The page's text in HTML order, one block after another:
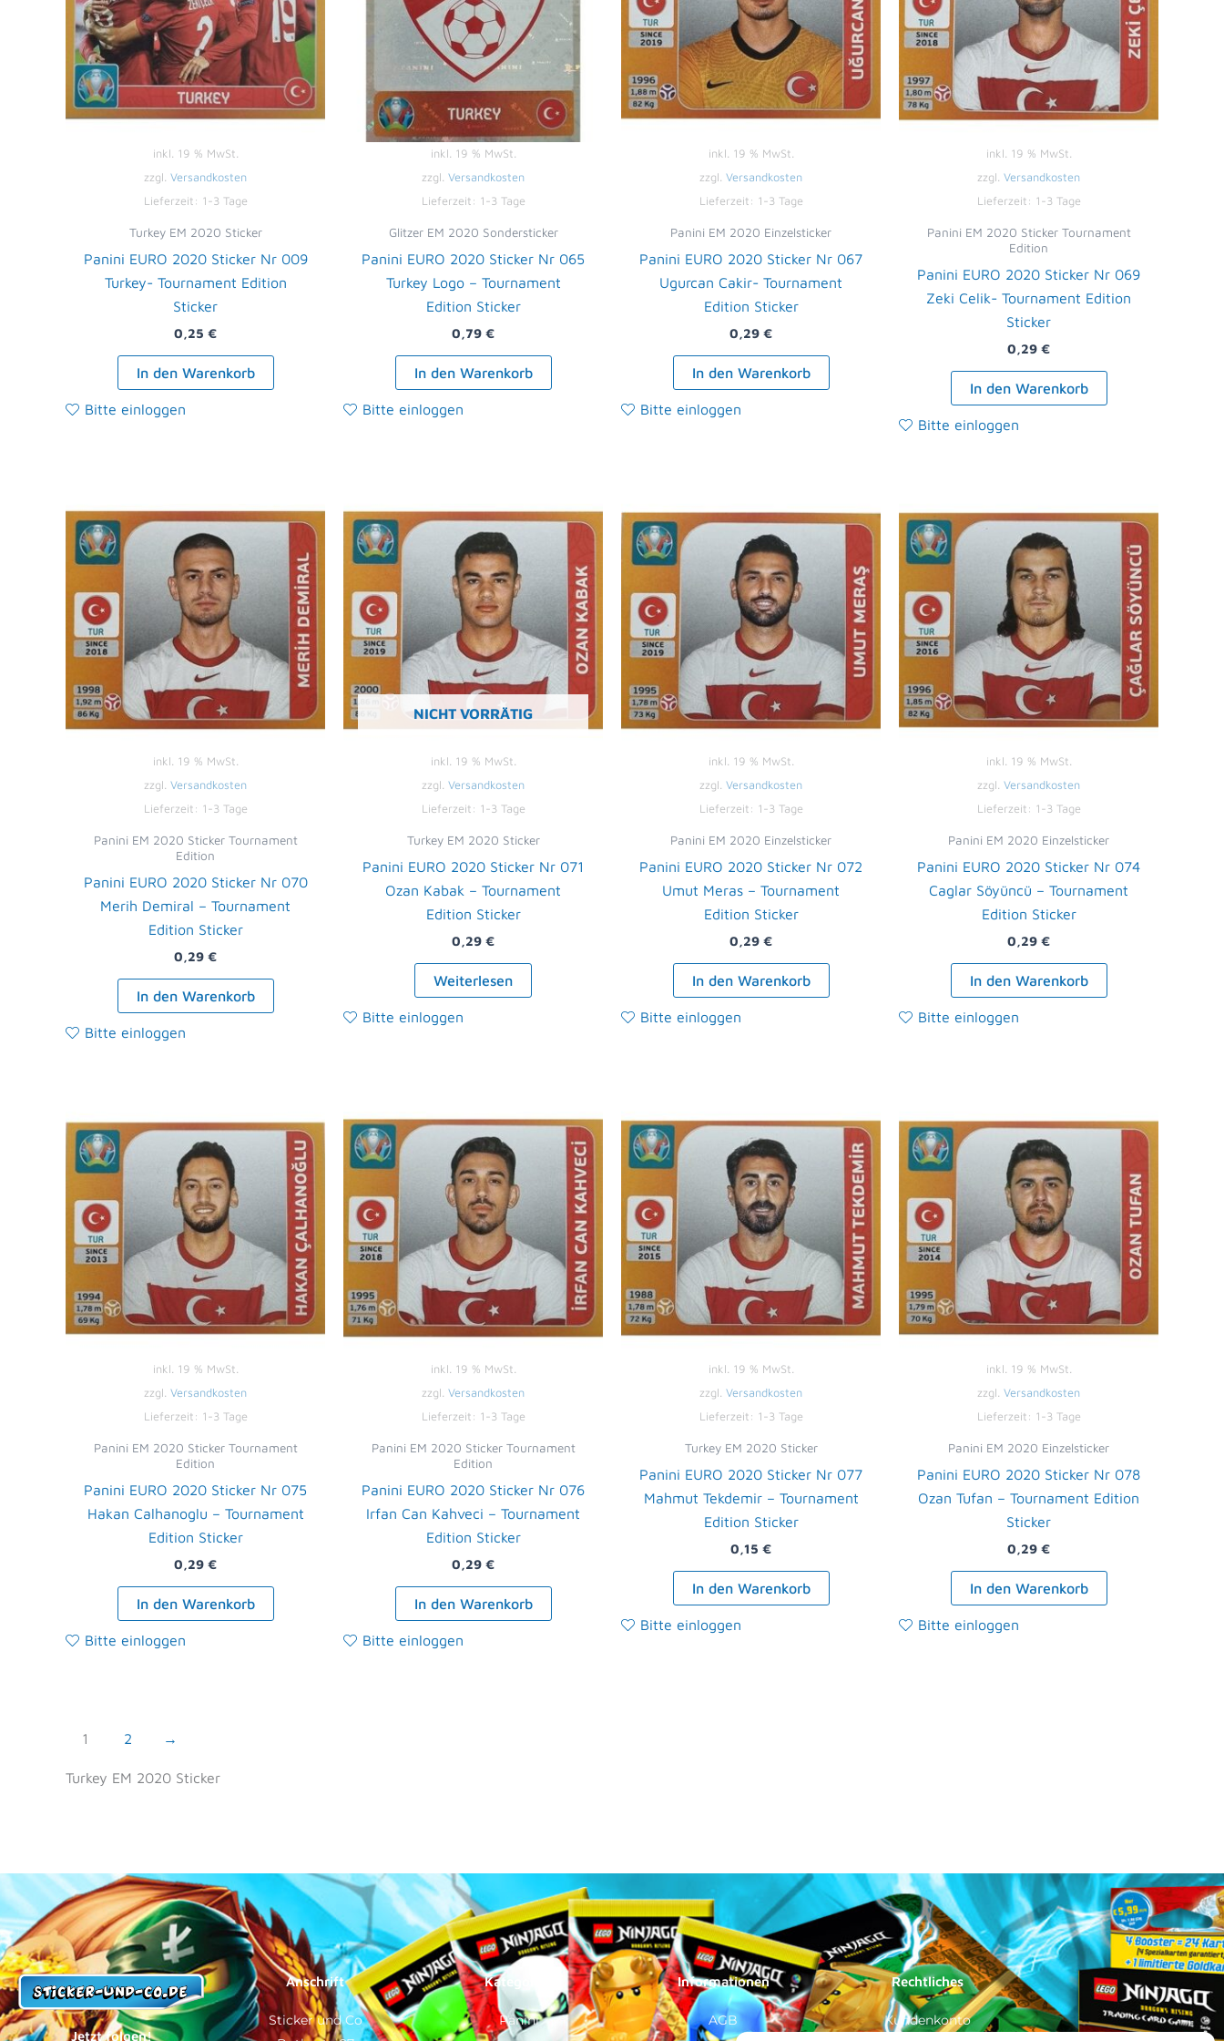
inkl. 19 % MwSt.
zzgl. Versandkosten
Lieferzeit: 1-3 Tage
Turkey EM 2020 Sticker
Panini EURO 2020 Sticker Nr 009
Turkey- Tournament Edition
Sticker
0,25 €
In den Warenkorb
Bitte einloggen
inkl. 19 % MwSt.
zzgl. Versandkosten
Lieferzeit: 1-3 Tage
Glitzer EM 2020 Sondersticker
Panini EURO 2020 Sticker Nr 065
Turkey Logo – Tournament
Edition Sticker
0,79 €
In den Warenkorb
Bitte einloggen
inkl. 19 % MwSt.
zzgl. Versandkosten
Lieferzeit: 1-3 Tage
Panini EM 2020 Einzelsticker
Panini EURO 2020 Sticker Nr 067
Ugurcan Cakir- Tournament
Edition Sticker
0,29 €
In den Warenkorb
Bitte einloggen
inkl. 19 % MwSt.
zzgl. Versandkosten
Lieferzeit: 1-3 Tage
Panini EM 2020 Sticker Tournament
Edition
Panini EURO 2020 Sticker Nr 069
Zeki Celik- Tournament Edition
Sticker
0,29 €
In den Warenkorb
Bitte einloggen
inkl. 19 % MwSt.
zzgl. Versandkosten
Lieferzeit: 1-3 Tage
Panini EM 2020 Sticker Tournament
Edition
Panini EURO 2020 Sticker Nr 070
Merih Demiral – Tournament
Edition Sticker
0,29 €
In den Warenkorb
Bitte einloggen
NICHT VORRÄTIG
inkl. 19 % MwSt.
zzgl. Versandkosten
Lieferzeit: 1-3 Tage
Turkey EM 2020 Sticker
Panini EURO 2020 Sticker Nr 071
Ozan Kabak – Tournament
Edition Sticker
0,29 €
Weiterlesen
Bitte einloggen
inkl. 19 % MwSt.
zzgl. Versandkosten
Lieferzeit: 1-3 Tage
Panini EM 2020 Einzelsticker
Panini EURO 2020 Sticker Nr 072
Umut Meras – Tournament
Edition Sticker
0,29 €
In den Warenkorb
Bitte einloggen
inkl. 19 % MwSt.
zzgl. Versandkosten
Lieferzeit: 1-3 Tage
Panini EM 2020 Einzelsticker
Panini EURO 2020 Sticker Nr 074
Caglar Söyüncü – Tournament
Edition Sticker
0,29 €
In den Warenkorb
Bitte einloggen
inkl. 19 % MwSt.
zzgl. Versandkosten
Lieferzeit: 1-3 Tage
Panini EM 2020 Sticker Tournament
Edition
Panini EURO 2020 Sticker Nr 075
Hakan Calhanoglu – Tournament
Edition Sticker
0,29 €
In den Warenkorb
Bitte einloggen
inkl. 19 % MwSt.
zzgl. Versandkosten
Lieferzeit: 1-3 Tage
Panini EM 2020 Sticker Tournament
Edition
Panini EURO 2020 Sticker Nr 076
Irfan Can Kahveci – Tournament
Edition Sticker
0,29 €
In den Warenkorb
Bitte einloggen
inkl. 19 % MwSt.
zzgl. Versandkosten
Lieferzeit: 1-3 Tage
Turkey EM 2020 Sticker
Panini EURO 2020 Sticker Nr 077
Mahmut Tekdemir – Tournament
Edition Sticker
0,15 €
In den Warenkorb
Bitte einloggen
inkl. 19 % MwSt.
zzgl. Versandkosten
Lieferzeit: 1-3 Tage
Panini EM 2020 Einzelsticker
Panini EURO 2020 Sticker Nr 078
Ozan Tufan – Tournament Edition
Sticker
0,29 €
In den Warenkorb
Bitte einloggen
1 2 →
Turkey EM 2020 Sticker
Jetzt folgen!
Anschrift
Sticker und Co
Kategorien
Panini
Informationen
AGB
Rechtliches
Kundenkonto